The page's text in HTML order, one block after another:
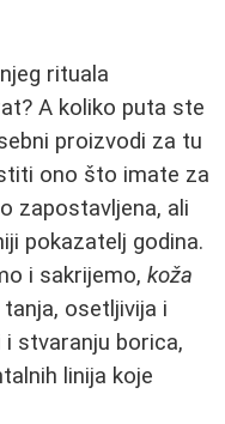
rituala
A koliko puta ste
proizvodi za tu
ono što imate za
zapostavljena, ali
pokazatelj godina.
i sakrijemo, koža
tanja, osetljivija i
stvaranju borica,
linija koje